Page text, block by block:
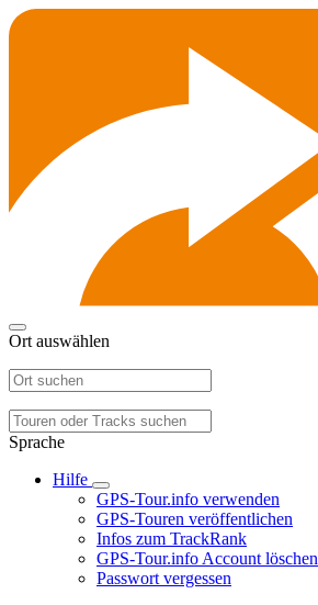
Ort auswählen
Sprache
Hilfe
GPS-Tour.info verwenden
GPS-Touren veröffentlichen
Infos zum TrackRank
GPS-Tour.info Account löschen
Passwort vergessen